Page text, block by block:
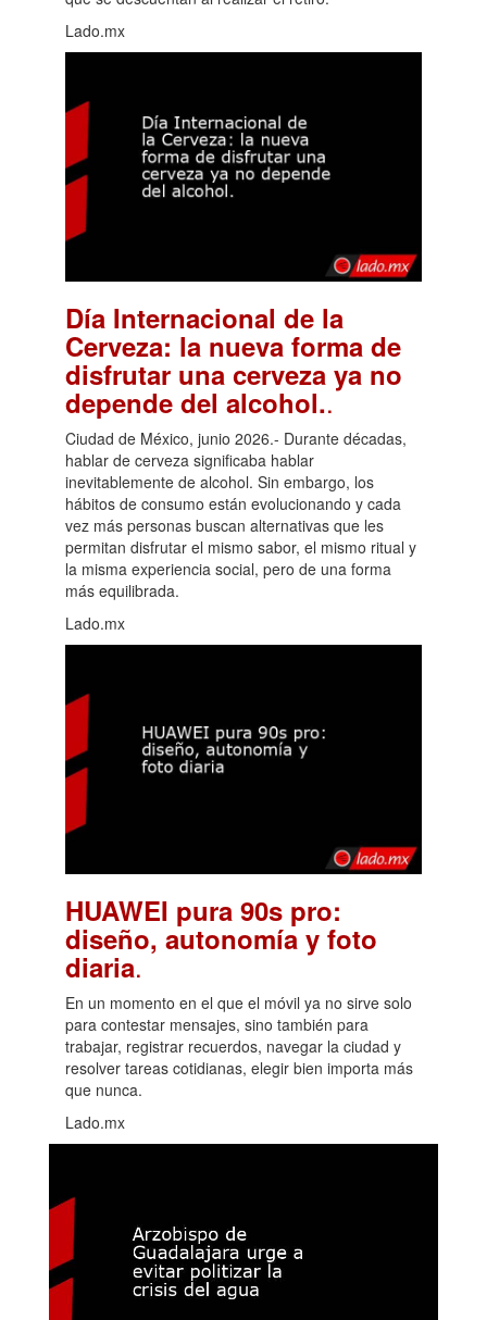
Lado.mx
Día Internacional de la
Cerveza: la nueva forma de
disfrutar una cerveza ya no
depende del alcohol..
Ciudad de México, junio 2026.- Durante décadas,
hablar de cerveza significaba hablar
inevitablemente de alcohol. Sin embargo, los
hábitos de consumo están evolucionando y cada
vez más personas buscan alternativas que les
permitan disfrutar el mismo sabor, el mismo ritual y
la misma experiencia social, pero de una forma
más equilibrada.
Lado.mx
HUAWEI pura 90s pro:
diseño, autonomía y foto
diaria.
En un momento en el que el móvil ya no sirve solo
para contestar mensajes, sino también para
trabajar, registrar recuerdos, navegar la ciudad y
resolver tareas cotidianas, elegir bien importa más
que nunca.
Lado.mx